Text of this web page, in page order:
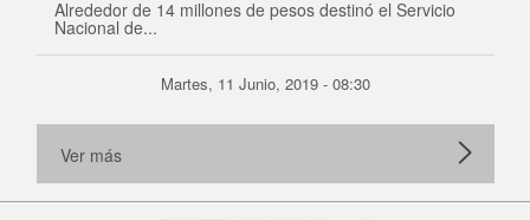
Alrededor de 14 millones de pesos destinó el Servicio
Nacional de...
Martes, 11 Junio, 2019 - 08:30
Ver más